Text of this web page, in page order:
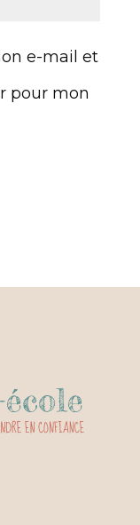
e-mail et
pour mon